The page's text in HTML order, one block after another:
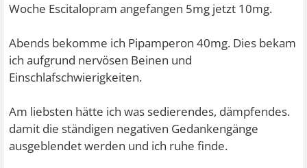
Woche Escitalopram angefangen 5mg jetzt 10mg.
Abends bekomme ich Pipamperon 40mg. Dies bekam
ich aufgrund nervösen Beinen und
Einschlafschwierigkeiten.
Am liebsten hätte ich was sedierendes, dämpfendes.
damit die ständigen negativen Gedankengänge
ausgeblendet werden und ich ruhe finde.